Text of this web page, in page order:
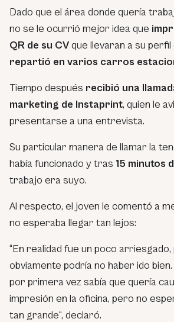
Dado que el área donde quería
no se le ocurrió mejor idea que
QR de su CVque llevaran a su perfil
repartió en varios carros
Tiempo después recibió una
marketing de Instaprint, quien le
presentarse a una entrevista.
Su particular manera de llamar la
había funcionado y tras 15 minutos
trabajo era suyo.
Al respecto, el joven le comentó a
no esperaba llegar tan lejos:
“En realidad fue un poco
obviamente podría no haber ido
por primera vez sabía que quería
impresión en la oficina, pero no
tan grande“, declaró.